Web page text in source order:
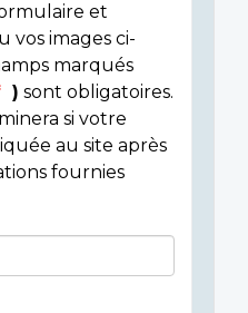
et
vos images ci-
marqués
) sont obligatoires.
si votre
au site après
fournies